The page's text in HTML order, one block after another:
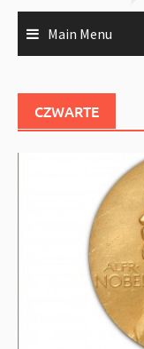
Main Menu
CZWARTE